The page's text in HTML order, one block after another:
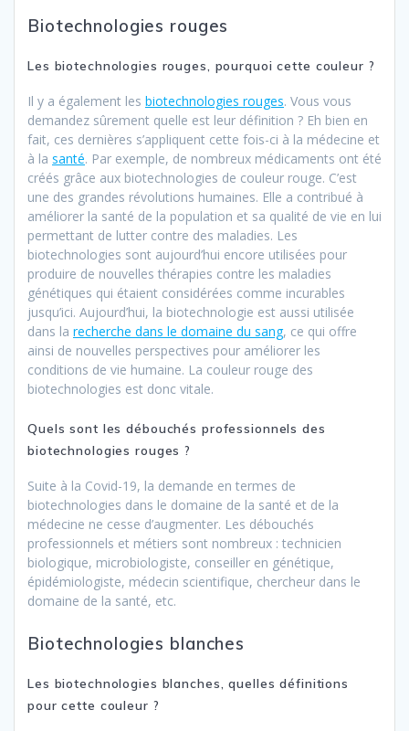
Biotechnologies rouges
Les biotechnologies rouges, pourquoi cette couleur ?
Il y a également les biotechnologies rouges. Vous vous
demandez sûrement quelle est leur définition ? Eh bien en
fait, ces dernières s’appliquent cette fois-ci à la médecine et
à la santé. Par exemple, de nombreux médicaments ont été
créés grâce aux biotechnologies de couleur rouge. C’est
une des grandes révolutions humaines. Elle a contribué à
améliorer la santé de la population et sa qualité de vie en lui
permettant de lutter contre des maladies. Les
biotechnologies sont aujourd’hui encore utilisées pour
produire de nouvelles thérapies contre les maladies
génétiques qui étaient considérées comme incurables
jusqu’ici. Aujourd’hui, la biotechnologie est aussi utilisée
dans la recherche dans le domaine du sang, ce qui offre
ainsi de nouvelles perspectives pour améliorer les
conditions de vie humaine. La couleur rouge des
biotechnologies est donc vitale.
Quels sont les débouchés professionnels des
biotechnologies rouges ?
Suite à la Covid-19, la demande en termes de
biotechnologies dans le domaine de la santé et de la
médecine ne cesse d’augmenter. Les débouchés
professionnels et métiers sont nombreux : technicien
biologique, microbiologiste, conseiller en génétique,
épidémiologiste, médecin scientifique, chercheur dans le
domaine de la santé, etc.
Biotechnologies blanches
Les biotechnologies blanches, quelles définitions
pour cette couleur ?